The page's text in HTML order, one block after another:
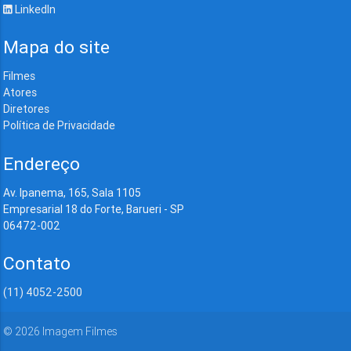
LinkedIn
Mapa do site
Filmes
Atores
Diretores
Política de Privacidade
Endereço
Av. Ipanema, 165, Sala 1105
Empresarial 18 do Forte, Barueri - SP
06472-002
Contato
(11) 4052-2500
© 2026 Imagem Filmes